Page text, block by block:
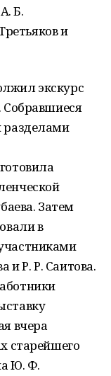
Б.
и
экскурс
Собравшиеся
разделами
Затем
в
и Р. Р. Саитова.
вчера
старейшего
Ю. Ф.